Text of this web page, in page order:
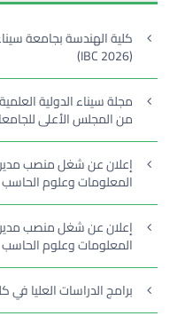
كلية الهندسة بجامعة
(IBC 2026)
من المجلس الأعلى
إعلان عن شغل منصب مدير
المعلومات وعلوم الحاسب
إعلان عن شغل منصب مدير
المعلومات وعلوم الحاسب
برامج الدراسات العليا في